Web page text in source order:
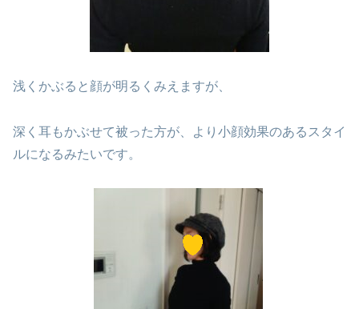
浅くかぶると顔が明るくみえますが、
深く耳もかぶせて被った方が、より小顔効果のあるスタイ
ルになるみたいです。